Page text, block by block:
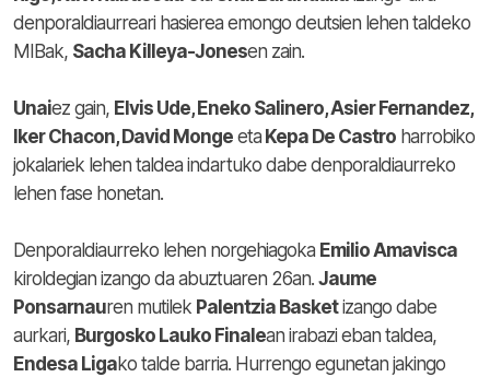
denporaldiaurreari hasierea emongo deutsien lehen taldeko
MIBak, Sacha Killeya-Jonesen zain.
Unaiez gain, Elvis Ude, Eneko Salinero, Asier Fernandez,
Iker Chacon, David Monge eta Kepa De Castro harrobiko
jokalariek lehen taldea indartuko dabe denporaldiaurreko
lehen fase honetan.
Denporaldiaurreko lehen norgehiagoka Emilio Amavisca
kiroldegian izango da abuztuaren 26an. Jaume
Ponsarnauren mutilek Palentzia Basketizango dabe
aurkari, Burgosko Lauko Finalean irabazi eban taldea,
Endesa Ligako talde barria. Hurrengo egunetan jakingo